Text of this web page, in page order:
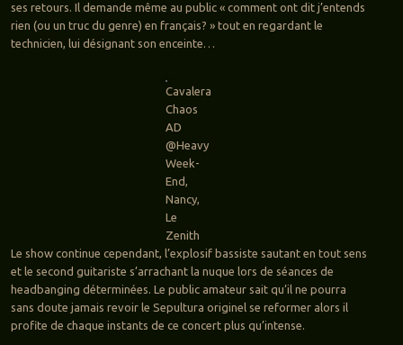
ses retours. Il demande même au public « comment ont dit j’entends
rien (ou un truc du genre) en français? » tout en regardant le
technicien, lui désignant son enceinte…
Cavalera
Chaos
AD
@Heavy
Week-
End,
Nancy,
Le
Zenith
Le show continue cependant, l’explosif bassiste sautant en tout sens
et le second guitariste s’arrachant la nuque lors de séances de
headbanging déterminées. Le public amateur sait qu’il ne pourra
sans doute jamais revoir le Sepultura originel se reformer alors il
profite de chaque instants de ce concert plus qu’intense.